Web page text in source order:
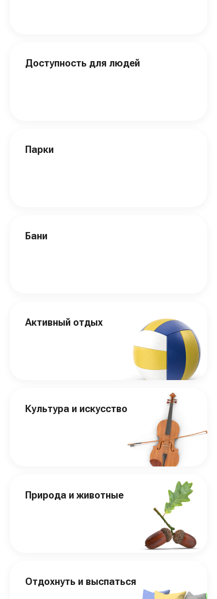
Доступность для людей
Парки
Бани
Активный отдых
Культура и искусство
Природа и животные
Отдохнуть и выспаться